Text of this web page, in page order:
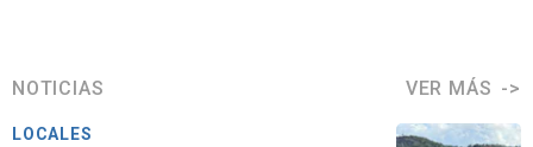
NOTICIAS VER MÁS
LOCALES